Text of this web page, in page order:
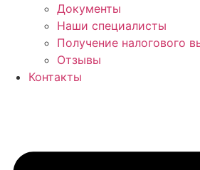
Документы
Наши специалисты
Получение налогового
Отзывы
Контакты